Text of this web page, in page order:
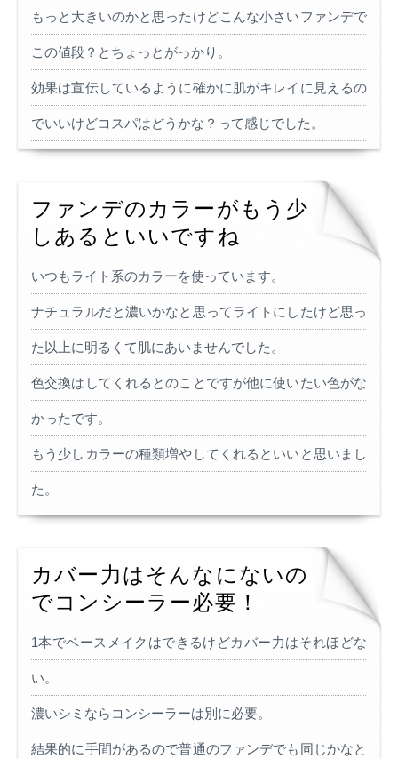
もっと大きいのかと思ったけどこんな小さいファンデで
この値段？とちょっとがっかり。
効果は宣伝しているように確かに肌がキレイに見えるの
でいいけどコスパはどうかな？って感じでした。
ファンデのカラーがもう少
しあるといいですね
いつもライト系のカラーを使っています。
ナチュラルだと濃いかなと思ってライトにしたけど思っ
た以上に明るくて肌にあいませんでした。
色交換はしてくれるとのことですが他に使いたい色がな
かったです。
もう少しカラーの種類増やしてくれるといいと思いまし
た。
カバー力はそんなにないの
でコンシーラー必要！
1本でベースメイクはできるけどカバー力はそれほどな
い。
濃いシミならコンシーラーは別に必要。
結果的に手間があるので普通のファンデでも同じかなと